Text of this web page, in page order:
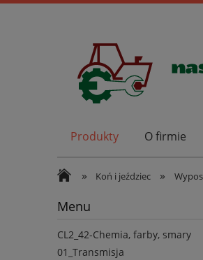
Produkty O firmie
» Koń i jeździec »
Menu
CL2_42-Chemia, farby, smary
01_Transmisja